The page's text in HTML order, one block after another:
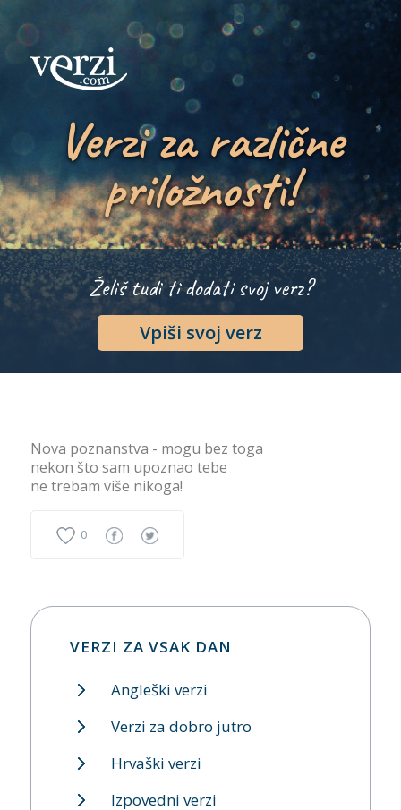
Verzi za različne
priložnosti!
Želiš tudi ti dodati svoj verz?
Vpiši svoj verz
Nova poznanstva - mogu bez toga
nekon što sam upoznao tebe
ne trebam više nikoga!
0
VERZI ZA VSAK DAN
Angleški verzi
Verzi za dobro jutro
Hrvaški verzi
Izpovedni verzi